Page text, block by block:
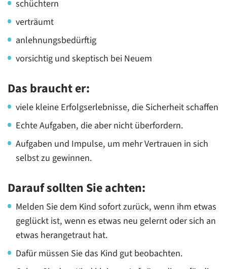
schüchtern
verträumt
anlehnungsbedürftig
vorsichtig und skeptisch bei Neuem
Das braucht er:
viele kleine Erfolgserlebnisse, die Sicherheit schaffen
Echte Aufgaben, die aber nicht überfordern.
Aufgaben und Impulse, um mehr Vertrauen in sich
selbst zu gewinnen.
Darauf sollten Sie achten:
Melden Sie dem Kind sofort zurück, wenn ihm etwas
geglückt ist, wenn es etwas neu gelernt oder sich an
etwas herangetraut hat.
Dafür müssen Sie das Kind gut beobachten.